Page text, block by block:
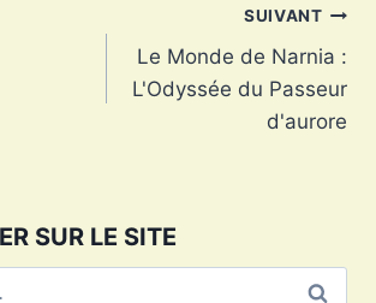
SUIVANT
Le Monde de Narnia :
L'Odyssée du Passeur
d'aurore
SUR LE SITE